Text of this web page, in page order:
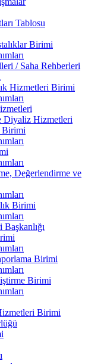
Tablosu
Birimi
/ Saha Rehberleri
Hizmetleri Birimi
Diyaliz Hizmetleri
Birimi
Değerlendirme ve
Birimi
Birimi
Birimi
Birimi